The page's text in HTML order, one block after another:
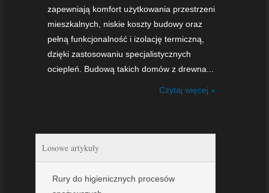
zapewniają komfort użytkowania przestrzeni
mieszkalnych, niskie koszty budowy oraz
pełną funkcjonalność i izolację termiczną,
dzięki zastosowaniu specjalistycznych
ociepleń. Budową takich domów z drewna...
Czytaj więcej »
Losowe artykuły
Rury do higienicznych procesów